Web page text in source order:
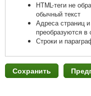
HTML-теги не
обычный текст
Адреса страниц
преобразуются в
Строки и